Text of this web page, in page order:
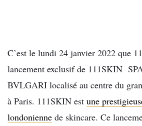
C’est le lundi 24 janvier 2022 que
lancement exclusif de 111SKIN
BVLGARI localisé au centre du
à Paris. 111SKIN est une
londonienne de skincare. Ce